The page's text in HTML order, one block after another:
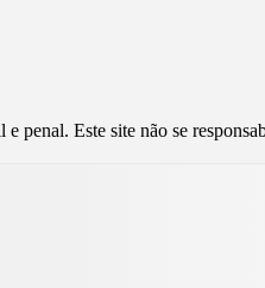
Este site não se